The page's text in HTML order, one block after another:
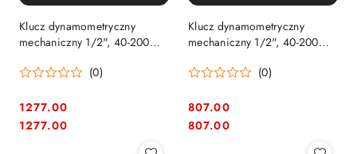
Klucz dynamometryczny
mechaniczny 1/2", 40-200
(0)
Cena:
1277.00
Cena:
1277.00
Klucz dynamometryczny
mechaniczny 1/2", 40-200
(0)
Cena:
807.00
Cena:
807.00